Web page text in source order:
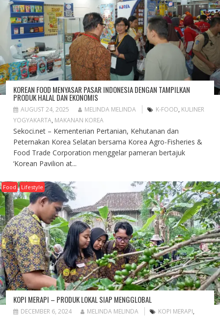
KOREAN FOOD MENYASAR PASAR INDONESIA DENGAN TAMPILKAN
PRODUK HALAL DAN EKONOMIS
AUGUST 24, 2025 MELINDA MELINDA K-FOOD, KULINER
YOGYAKARTA, MAKANAN KOREA
Sekoci.net – Kementerian Pertanian, Kehutanan dan
Peternakan Korea Selatan bersama Korea Agro-Fisheries &
Food Trade Corporation menggelar pameran bertajuk
‘Korean Pavilion at...
Food Lifestyle
KOPI MERAPI – PRODUK LOKAL SIAP MENGGLOBAL
DECEMBER 6, 2024 MELINDA MELINDA KOPI MERAPI,